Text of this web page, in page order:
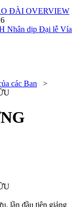
ĐÀI OVERVIEW
Nhân dịp Đại lễ Vía
các Ban >
lần đầu tiên giảng